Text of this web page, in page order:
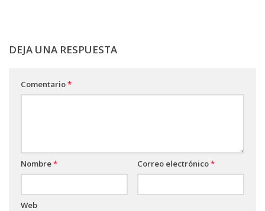
DEJA UNA RESPUESTA
Comentario*
Nombre* Correo electrónico*
Web